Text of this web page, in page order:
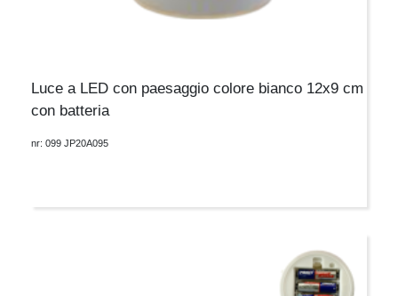
Luce a LED con paesaggio colore bianco 12x9 cm
con batteria
nr: 099 JP20A095